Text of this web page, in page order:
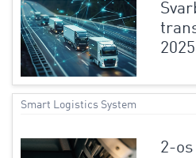
Smart Logistics System
2-